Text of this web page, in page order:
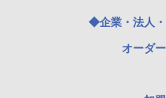
◆企業・法人
オーダ